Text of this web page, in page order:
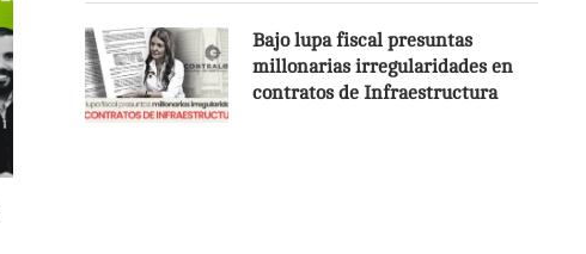
Bajo lupa fiscal presuntas
millonarias irregularidades en
contratos de Infraestructura